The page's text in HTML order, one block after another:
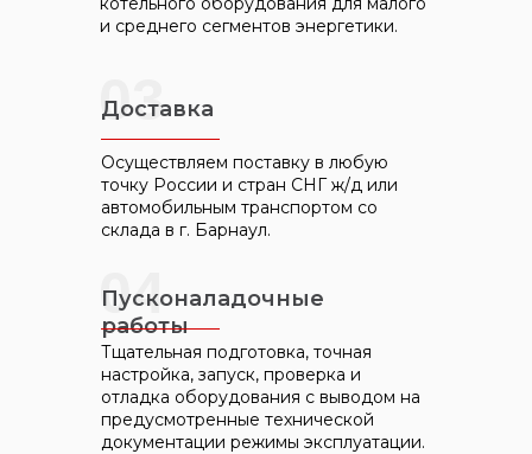
и среднего сегментов энергетики.
03
Доставка
Осуществляем поставку в любую
точку России и стран СНГ ж/д или
автомобильным транспортом со
склада в г. Барнаул.
04
Пусконаладочные
работы
Тщательная подготовка, точная
настройка, запуск, проверка и
отладка оборудования с выводом на
предусмотренные технической
документации режимы эксплуатации.